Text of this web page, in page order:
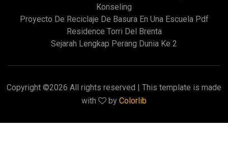
Konseling
Proyecto De Reciclaje De Basura En Una Escuela Pdf
Residence Torri Del Brenta
Sejarah Lengkap Perang Dunia Ke 2
Copyright ©2026 All rights reserved | This template is made
with
by Colorlib